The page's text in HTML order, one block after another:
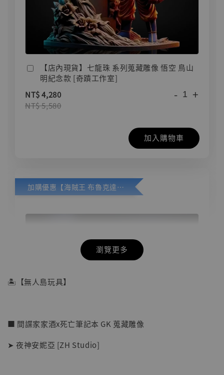
【店內現貨】七龍珠 系列蒐藏雕像 悟空 鳥山
明紀念款 [奇蹟工作室]
NT$ 4,280
NT$ 5,580
- +
加入購物車
加購優惠【海賊王 布魯克達摩 [7STARS Studio]】
瀏覽更多
🏝【無人島玩具】
■ 間諜家家酒x死亡筆記本 GK 蒐藏雕像
➤ 夜神安妮亞 [ZH Studio]